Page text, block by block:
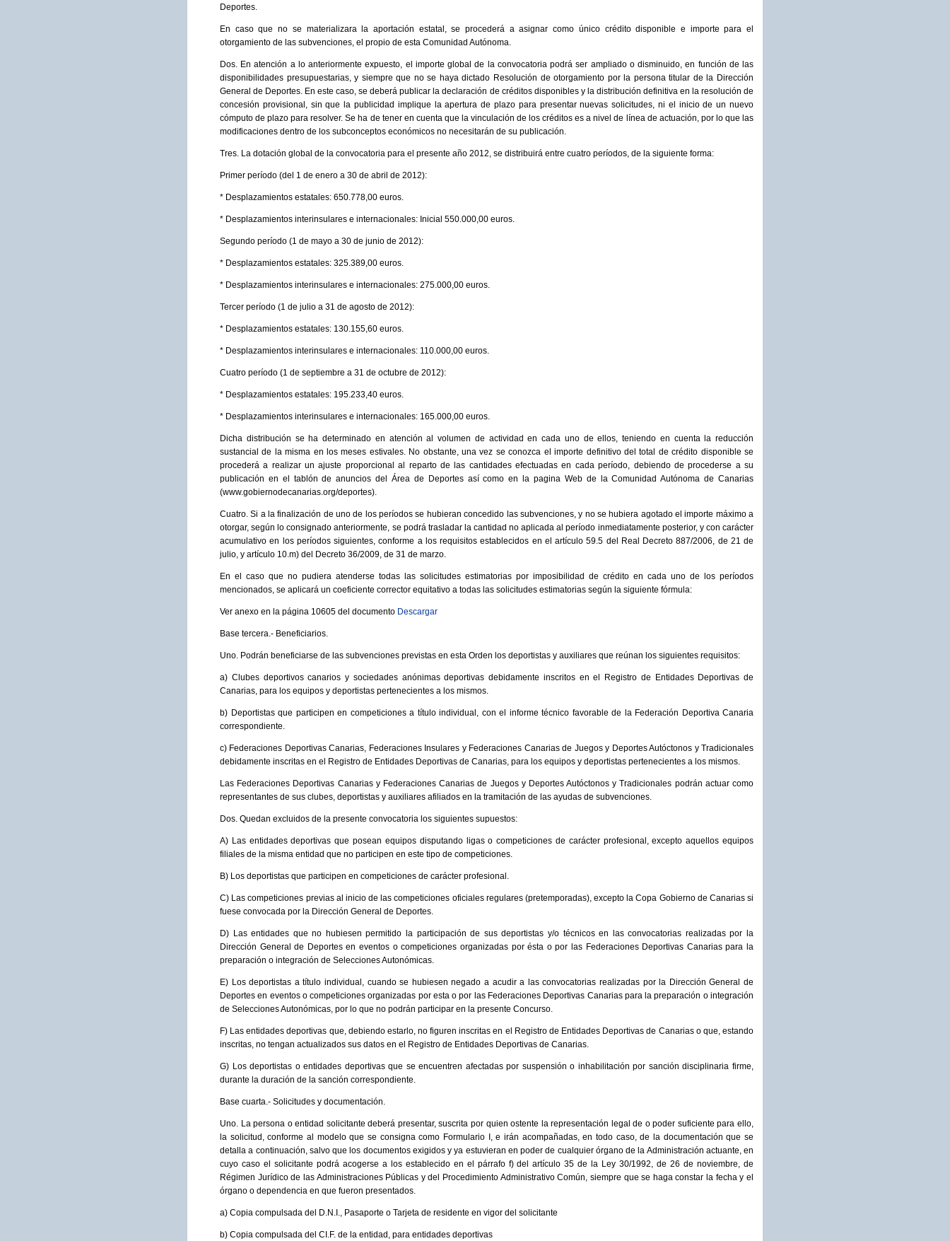
Deportes.
En caso que no se materializara la aportación estatal, se procederá a asignar como único crédito disponible e importe para el
otorgamiento de las subvenciones, el propio de esta Comunidad Autónoma.
Dos. En atención a lo anteriormente expuesto, el importe global de la convocatoria podrá ser ampliado o disminuido, en función de las
disponibilidades presupuestarias, y siempre que no se haya dictado Resolución de otorgamiento por la persona titular de la Dirección
General de Deportes. En este caso, se deberá publicar la declaración de créditos disponibles y la distribución definitiva en la resolución de
concesión provisional, sin que la publicidad implique la apertura de plazo para presentar nuevas solicitudes, ni el inicio de un nuevo
cómputo de plazo para resolver. Se ha de tener en cuenta que la vinculación de los créditos es a nivel de línea de actuación, por lo que las
modificaciones dentro de los subconceptos económicos no necesitarán de su publicación.
Tres. La dotación global de la convocatoria para el presente año 2012, se distribuirá entre cuatro períodos, de la siguiente forma:
Primer período (del 1 de enero a 30 de abril de 2012):
* Desplazamientos estatales: 650.778,00 euros.
* Desplazamientos interinsulares e internacionales: Inicial 550.000,00 euros.
Segundo período (1 de mayo a 30 de junio de 2012):
* Desplazamientos estatales: 325.389,00 euros.
* Desplazamientos interinsulares e internacionales: 275.000,00 euros.
Tercer período (1 de julio a 31 de agosto de 2012):
* Desplazamientos estatales: 130.155,60 euros.
* Desplazamientos interinsulares e internacionales: 110.000,00 euros.
Cuatro período (1 de septiembre a 31 de octubre de 2012):
* Desplazamientos estatales: 195.233,40 euros.
* Desplazamientos interinsulares e internacionales: 165.000,00 euros.
Dicha distribución se ha determinado en atención al volumen de actividad en cada uno de ellos, teniendo en cuenta la reducción
sustancial de la misma en los meses estivales. No obstante, una vez se conozca el importe definitivo del total de crédito disponible se
procederá a realizar un ajuste proporcional al reparto de las cantidades efectuadas en cada período, debiendo de procederse a su
publicación en el tablón de anuncios del Área de Deportes así como en la pagina Web de la Comunidad Autónoma de Canarias
(www.gobiernodecanarias.org/deportes).
Cuatro. Si a la finalización de uno de los períodos se hubieran concedido las subvenciones, y no se hubiera agotado el importe máximo a
otorgar, según lo consignado anteriormente, se podrá trasladar la cantidad no aplicada al período inmediatamente posterior, y con carácter
acumulativo en los períodos siguientes, conforme a los requisitos establecidos en el artículo 59.5 del Real Decreto 887/2006, de 21 de
julio, y artículo 10.m) del Decreto 36/2009, de 31 de marzo.
En el caso que no pudiera atenderse todas las solicitudes estimatorias por imposibilidad de crédito en cada uno de los períodos
mencionados, se aplicará un coeficiente corrector equitativo a todas las solicitudes estimatorias según la siguiente fórmula:
Ver anexo en la página 10605 del documento Descargar
Base tercera.- Beneficiarios.
Uno. Podrán beneficiarse de las subvenciones previstas en esta Orden los deportistas y auxiliares que reúnan los siguientes requisitos:
a) Clubes deportivos canarios y sociedades anónimas deportivas debidamente inscritos en el Registro de Entidades Deportivas de
Canarias, para los equipos y deportistas pertenecientes a los mismos.
b) Deportistas que participen en competiciones a título individual, con el informe técnico favorable de la Federación Deportiva Canaria
correspondiente.
c) Federaciones Deportivas Canarias, Federaciones Insulares y Federaciones Canarias de Juegos y Deportes Autóctonos y Tradicionales
debidamente inscritas en el Registro de Entidades Deportivas de Canarias, para los equipos y deportistas pertenecientes a los mismos.
Las Federaciones Deportivas Canarias y Federaciones Canarias de Juegos y Deportes Autóctonos y Tradicionales podrán actuar como
representantes de sus clubes, deportistas y auxiliares afiliados en la tramitación de las ayudas de subvenciones.
Dos. Quedan excluidos de la presente convocatoria los siguientes supuestos:
A) Las entidades deportivas que posean equipos disputando ligas o competiciones de carácter profesional, excepto aquellos equipos
filiales de la misma entidad que no participen en este tipo de competiciones.
B) Los deportistas que participen en competiciones de carácter profesional.
C) Las competiciones previas al inicio de las competiciones oficiales regulares (pretemporadas), excepto la Copa Gobierno de Canarias si
fuese convocada por la Dirección General de Deportes.
D) Las entidades que no hubiesen permitido la participación de sus deportistas y/o técnicos en las convocatorias realizadas por la
Dirección General de Deportes en eventos o competiciones organizadas por ésta o por las Federaciones Deportivas Canarias para la
preparación o integración de Selecciones Autonómicas.
E) Los deportistas a título individual, cuando se hubiesen negado a acudir a las convocatorias realizadas por la Dirección General de
Deportes en eventos o competiciones organizadas por esta o por las Federaciones Deportivas Canarias para la preparación o integración
de Selecciones Autonómicas, por lo que no podrán participar en la presente Concurso.
F) Las entidades deportivas que, debiendo estarlo, no figuren inscritas en el Registro de Entidades Deportivas de Canarias o que, estando
inscritas, no tengan actualizados sus datos en el Registro de Entidades Deportivas de Canarias.
G) Los deportistas o entidades deportivas que se encuentren afectadas por suspensión o inhabilitación por sanción disciplinaria firme,
durante la duración de la sanción correspondiente.
Base cuarta.- Solicitudes y documentación.
Uno. La persona o entidad solicitante deberá presentar, suscrita por quien ostente la representación legal de o poder suficiente para ello,
la solicitud, conforme al modelo que se consigna como Formulario I, e irán acompañadas, en todo caso, de la documentación que se
detalla a continuación, salvo que los documentos exigidos y ya estuvieran en poder de cualquier órgano de la Administración actuante, en
cuyo caso el solicitante podrá acogerse a los establecido en el párrafo f) del artículo 35 de la Ley 30/1992, de 26 de noviembre, de
Régimen Jurídico de las Administraciones Públicas y del Procedimiento Administrativo Común, siempre que se haga constar la fecha y el
órgano o dependencia en que fueron presentados.
a) Copia compulsada del D.N.I., Pasaporte o Tarjeta de residente en vigor del solicitante
b) Copia compulsada del CI.F. de la entidad, para entidades deportivas